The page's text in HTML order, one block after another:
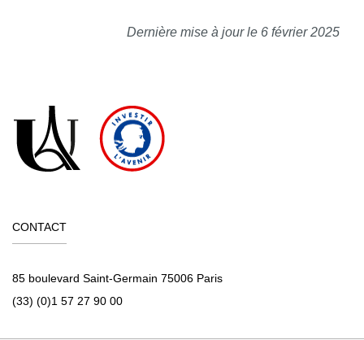
Dernière mise à jour le 6 février 2025
CONTACT
85 boulevard Saint-Germain 75006 Paris
(33) (0)1 57 27 90 00